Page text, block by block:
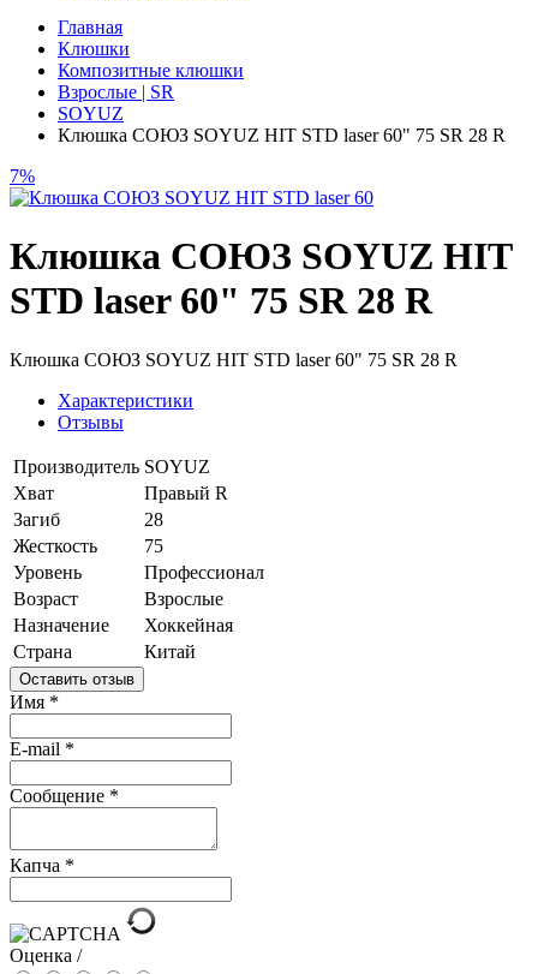
Главная
Клюшки
Композитные клюшки
Взрослые | SR
SOYUZ
Клюшка СОЮЗ SOYUZ HIT STD laser 60" 75 SR 28 R
7%
Клюшка СОЮЗ SOYUZ HIT
STD laser 60" 75 SR 28 R
Клюшка СОЮЗ SOYUZ HIT STD laser 60" 75 SR 28 R
Характеристики
Отзывы
Производитель SOYUZ
Хват
Правый R
Загиб
28
Жесткость
75
Уровень
Профессионал
Возраст
Взрослые
Назначение
Хоккейная
Страна
Китай
Оставить отзыв
Имя *
E-mail *
Сообщение *
Капча *
Оценка /